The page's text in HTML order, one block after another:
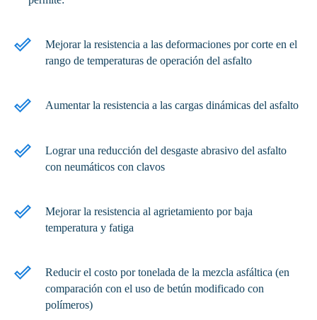
Mejorar la resistencia a las deformaciones por corte en el
rango de temperaturas de operación del asfalto
Aumentar la resistencia a las cargas dinámicas del asfalto
Lograr una reducción del desgaste abrasivo del asfalto
con neumáticos con clavos
Mejorar la resistencia al agrietamiento por baja
temperatura y fatiga
Reducir el costo por tonelada de la mezcla asfáltica (en
comparación con el uso de betún modificado con
polímeros)